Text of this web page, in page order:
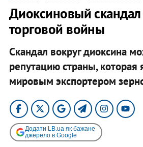
Диоксиновый скандал
торговой войны
Скандал вокруг диоксина
репутацию страны, которая
мировым экспортером
Додати LB.ua як бажане
джерело в Google